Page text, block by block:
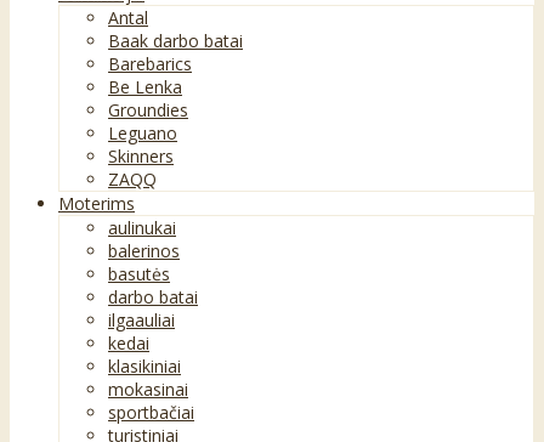
Antal
Baak darbo batai
Barebarics
Be Lenka
Groundies
Leguano
Skinners
ZAQQ
Moterims
aulinukai
balerinos
basutės
darbo batai
ilgaauliai
kedai
klasikiniai
mokasinai
sportbačiai
turistiniai